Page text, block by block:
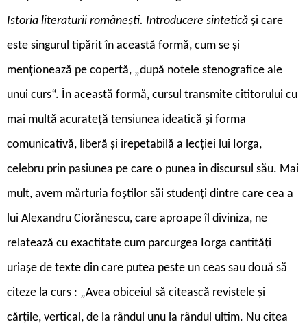
Istoria literaturii românești. Introducere sintetică și care
este singurul tipărit în această formă, cum se și
menționează pe copertă, „după notele stenografice ale
unui curs“. În această formă, cursul transmite cititorului cu
mai multă acurateță tensiunea ideatică și forma
comunicativă, liberă și irepetabilă a lecției lui Iorga,
celebru prin pasiunea pe care o punea în discursul său. Mai
mult, avem mărturia foștilor săi studenți dintre care cea a
lui Alexandru Ciorănescu, care aproape îl diviniza, ne
relatează cu exactitate cum parcurgea Iorga cantități
uriașe de texte din care putea peste un ceas sau două să
citeze la curs : „Avea obiceiul să citească revistele şi
cărţile, vertical, de la rândul unu la rândul ultim. Nu citea